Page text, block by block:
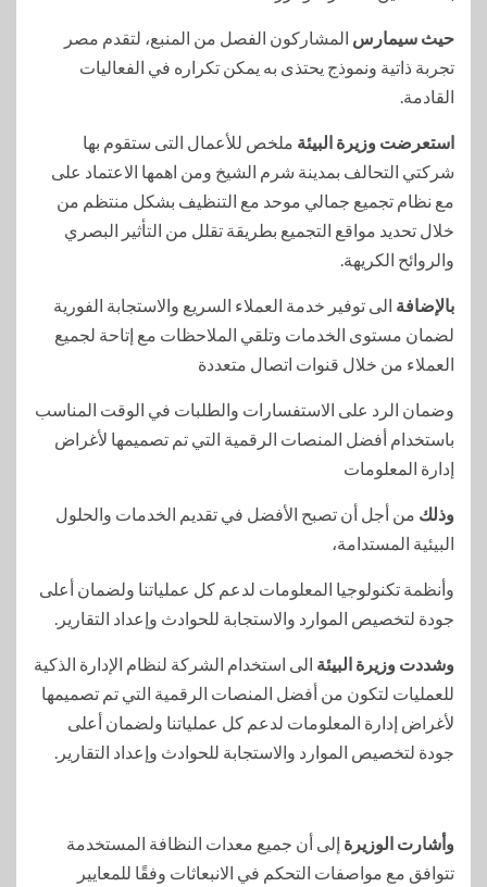
حيث سيمارس المشاركون الفصل من المنبع، لتقدم مصر
تجربة ذاتية ونموذج يحتذى به يمكن تكراره في الفعاليات
القادمة.
استعرضت وزيرة البيئة ملخص للأعمال التى ستقوم بها
شركتي التحالف بمدينة شرم الشيخ ومن اهمها الاعتماد على
مع نظام تجميع جمالي موحد مع التنظيف بشكل منتظم من
خلال تحديد مواقع التجميع بطريقة تقلل من التأثير البصري
والروائح الكريهة.
بالإضافة الى توفير خدمة العملاء السريع والاستجابة الفورية
لضمان مستوى الخدمات وتلقي الملاحظات مع إتاحة لجميع
العملاء من خلال قنوات اتصال متعددة
وضمان الرد على الاستفسارات والطلبات في الوقت المناسب
باستخدام أفضل المنصات الرقمية التي تم تصميمها لأغراض
إدارة المعلومات
وذلك من أجل أن تصبح الأفضل في تقديم الخدمات والحلول
البيئية المستدامة،
وأنظمة تكنولوجيا المعلومات لدعم كل عملياتنا ولضمان أعلى
جودة لتخصيص الموارد والاستجابة للحوادث وإعداد التقارير.
وشددت وزيرة البيئة الى استخدام الشركة لنظام الإدارة الذكية
للعمليات لتكون من أفضل المنصات الرقمية التي تم تصميمها
لأغراض إدارة المعلومات لدعم كل عملياتنا ولضمان أعلى
جودة لتخصيص الموارد والاستجابة للحوادث وإعداد التقارير.
وأشارت الوزيرة إلى أن جميع معدات النظافة المستخدمة
تتوافق مع مواصفات التحكم في الانبعاثات وفقًا للمعايير